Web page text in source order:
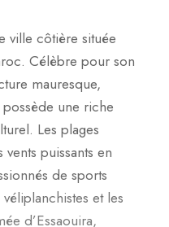
ville côtière située
Célèbre pour son
mauresque,
une riche
Les plages
puissants en
de sports
et les
d’Essaouira,